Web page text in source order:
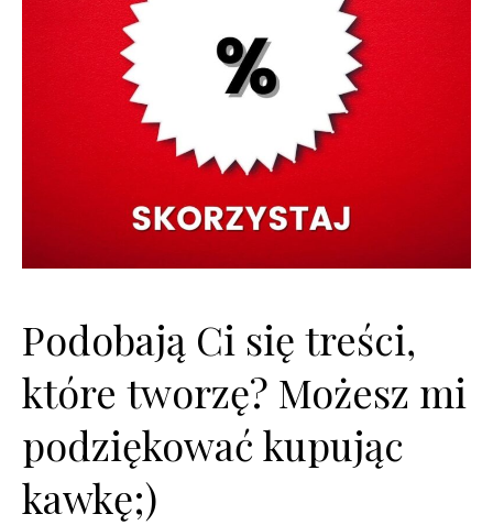
Podobają Ci się treści,
które tworzę? Możesz mi
podziękować kupując
kawkę;)